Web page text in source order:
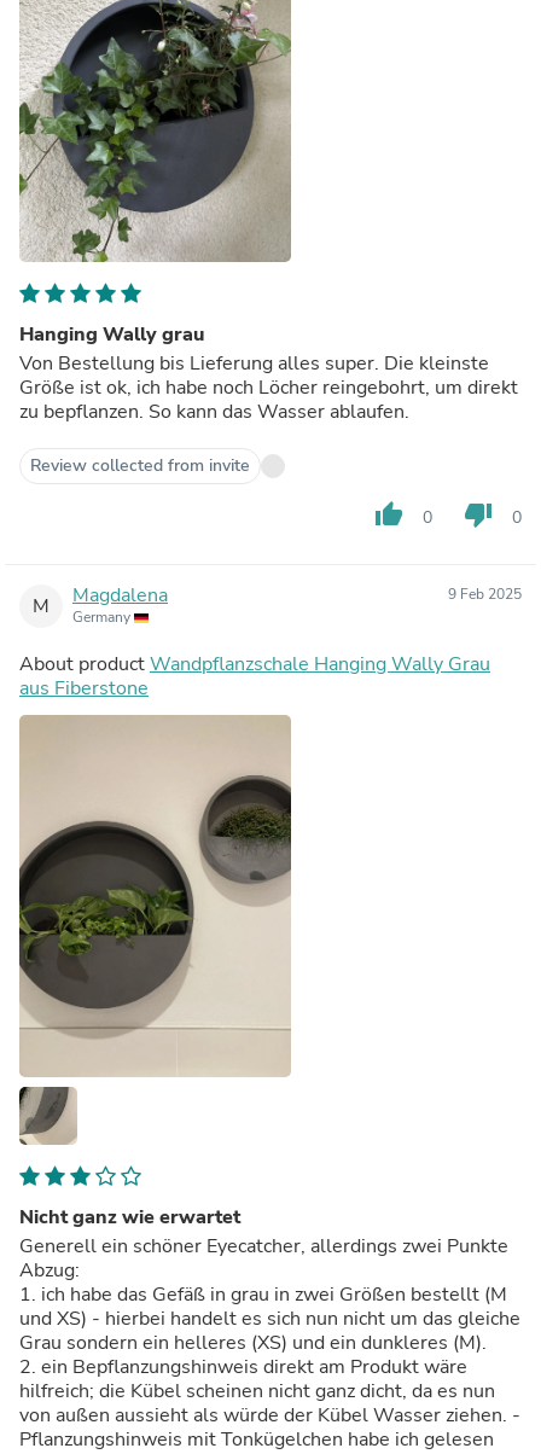
Hanging Wally grau
Von Bestellung bis Lieferung alles super. Die kleinste
Größe ist ok, ich habe noch Löcher reingebohrt, um direkt
zu bepflanzen. So kann das Wasser ablaufen.
Review collected from invite
thumb_up 0 thumb_down 0
M Magdalena
Germany
9 Feb 2025
About productWandpflanzschale Hanging Wally Grau
aus Fiberstone
Nicht ganz wie erwartet
Generell ein schöner Eyecatcher, allerdings zwei Punkte
Abzug:
1. ich habe das Gefäß in grau in zwei Größen bestellt (M
und XS) - hierbei handelt es sich nun nicht um das gleiche
Grau sondern ein helleres (XS) und ein dunkleres (M).
2. ein Bepflanzungshinweis direkt am Produkt wäre
hilfreich; die Kübel scheinen nicht ganz dicht, da es nun
von außen aussieht als würde der Kübel Wasser ziehen. -
Pflanzungshinweis mit Tonkügelchen habe ich gelesen